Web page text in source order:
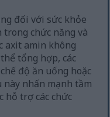
đối với sức khỏe
chức năng và
axit amin không
tổng hợp, các
độ ăn uống hoặc
này nhấn mạnh tầm
hỗ trợ các chức